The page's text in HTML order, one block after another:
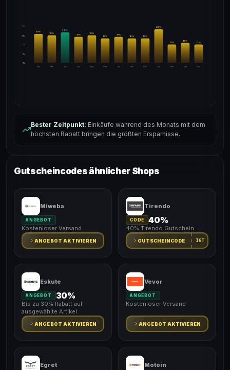
24%
18%
12%
6%
0%
Apr
19%
Mai
18%
Jun
20%
Jul
17%
Aug
18%
Sep
16%
Okt
17%
Nov
16%
Dez
16%
Jan
22%
Feb
12%
Mär
13%
Apr
12%
Bester Zeitpunkt: Einkäufe während des Monats mit dem
höchsten Rabatt bringen die größten Ersparnisse.
Gutscheincodes ähnlicher Shops
Miweba
ANGEBOT
Kostenloser Versand
ANGEBOT AKTIVIEREN
Tirendo
CODE 40%
40% Tirendo Gutschein
GUTSCHEINCODE IGT
Eskute
ANGEBOT 30%
Bis zu 30% Rabatt auf
ausgewählte Artikel
ANGEBOT AKTIVIEREN
Vevor
ANGEBOT
Kostenloser Versand
ANGEBOT AKTIVIEREN
Egret Motoin